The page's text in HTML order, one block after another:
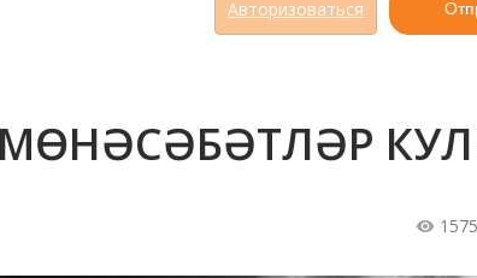
Авторизоваться
МӨНӘСӘБӘТЛӘР
1575